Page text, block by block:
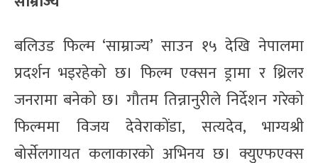
बलिउड फिल्म ‘साम्राज्य’ साउन १५ देखि नेपालमा
प्रदर्शन भइरहेको छ। फिल्म एक्सन ड्रामा र थ्रिलर
जनरामा बनेको छ। गौतम तिन्नानुरीले निर्देशन गरेको
फिल्ममा विजय देवेराकोंडा, सत्यदेव, भाग्यश्री
बोर्सेलगायत कलाकारको अभिनय छ। क्युएफएक्स